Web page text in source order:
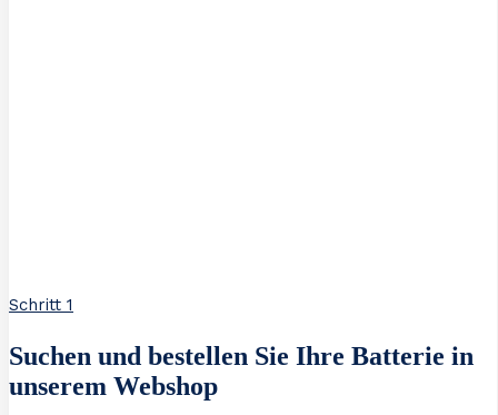
Schritt 1
Suchen und bestellen Sie Ihre Batterie in
unserem Webshop